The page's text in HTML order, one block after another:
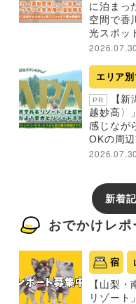
に泊まっ
空間で香
光スポッ
2026.07.30
エリア
PR
【新
越妙高〉
感じなが
OKの周
2026.07.30
新着
おでかけレポ
宿
【山梨
リゾート」